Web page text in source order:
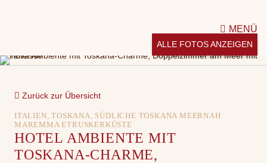
MENÜ
ALLE FOTOS ANZEIGEN
Zurück zur Übersicht
ITALIEN, TOSKANA, SÜDLICHE TOSKANA MEERNAH
MAREMMA ETRUSKERKÜSTE
HOTEL AMBIENTE MIT
TOSKANA-CHARME,